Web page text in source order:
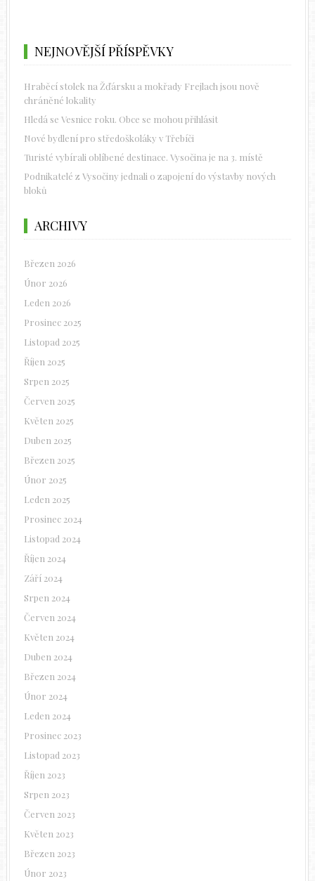
NEJNOVĚJŠÍ PŘÍSPĚVKY
Hraběcí stolek na Žďársku a mokřady Frejlach jsou nově
chráněné lokality
Hledá se Vesnice roku. Obce se mohou přihlásit
Nové bydlení pro středoškoláky v Třebíči
Turisté vybírali oblíbené destinace. Vysočina je na 3. místě
Podnikatelé z Vysočiny jednali o zapojení do výstavby nových
bloků
ARCHIVY
Březen 2026
Únor 2026
Leden 2026
Prosinec 2025
Listopad 2025
Říjen 2025
Srpen 2025
Červen 2025
Květen 2025
Duben 2025
Březen 2025
Únor 2025
Leden 2025
Prosinec 2024
Listopad 2024
Říjen 2024
Září 2024
Srpen 2024
Červen 2024
Květen 2024
Duben 2024
Březen 2024
Únor 2024
Leden 2024
Prosinec 2023
Listopad 2023
Říjen 2023
Srpen 2023
Červen 2023
Květen 2023
Březen 2023
Únor 2023